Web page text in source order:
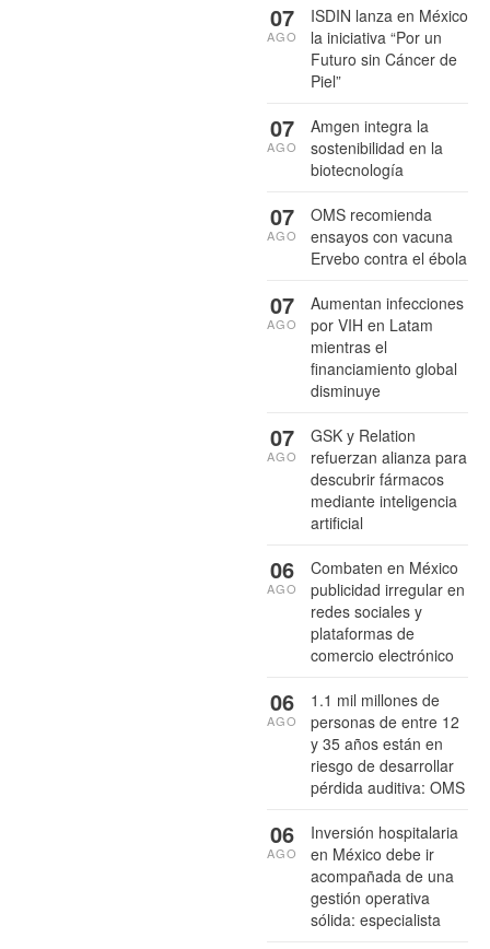
ISDIN lanza en México
la iniciativa “Por un
Futuro sin Cáncer de
Piel”
07
AGO
Amgen integra la
sostenibilidad en la
biotecnología
07
AGO
OMS recomienda
ensayos con vacuna
Ervebo contra el ébola
07
AGO
Aumentan infecciones
por VIH en Latam
mientras el
financiamiento global
disminuye
07
AGO
GSK y Relation
refuerzan alianza para
descubrir fármacos
mediante inteligencia
artificial
07
AGO
Combaten en México
publicidad irregular en
redes sociales y
plataformas de
comercio electrónico
06
AGO
1.1 mil millones de
personas de entre 12
y 35 años están en
riesgo de desarrollar
pérdida auditiva: OMS
06
AGO
Inversión hospitalaria
en México debe ir
acompañada de una
gestión operativa
sólida: especialista
06
AGO